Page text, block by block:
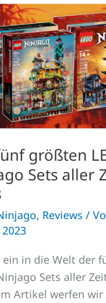
größten
Sets aller
, Reviews /
ein in die Welt der
Sets aller
Artikel werfen wir